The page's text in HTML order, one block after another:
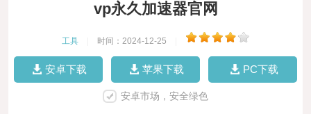
vp永久加速器官网
工具 时间：2024-12-25
安卓下载 苹果下载 PC下载
安卓市场，安全绿色